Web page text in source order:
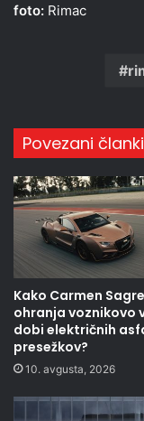
foto: Rimac
Povezani članki
Kako Carmen
ohranja voznikovo
dobi električnih
presežkov?
10. avgusta, 2026